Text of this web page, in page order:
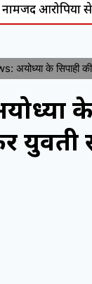
से पूछताछ
अयोध्या के सिपाही
के